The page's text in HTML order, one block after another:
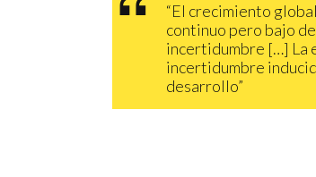
“El crecimiento
continuo pero bajo
incertidumbre […] La
incertidumbre
desarrollo”